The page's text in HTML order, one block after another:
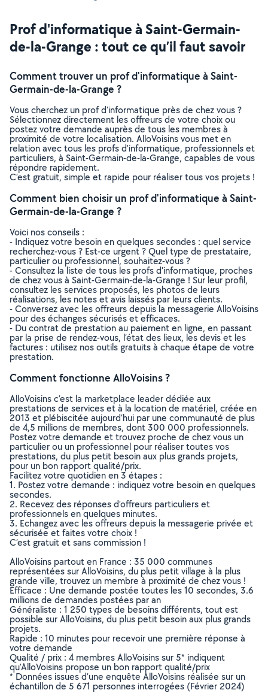
Prof d'informatique à Saint-Germain-
de-la-Grange : tout ce qu’il faut savoir
Comment trouver un prof d'informatique à Saint-
Germain-de-la-Grange ?
Vous cherchez un prof d'informatique près de chez vous ?
Sélectionnez directement les offreurs de votre choix ou
postez votre demande auprès de tous les membres à
proximité de votre localisation. AlloVoisins vous met en
relation avec tous les profs d'informatique, professionnels et
particuliers, à Saint-Germain-de-la-Grange, capables de vous
répondre rapidement.
C’est gratuit, simple et rapide pour réaliser tous vos projets !
Comment bien choisir un prof d'informatique à Saint-
Germain-de-la-Grange ?
Voici nos conseils :
- Indiquez votre besoin en quelques secondes : quel service
recherchez-vous ? Est-ce urgent ? Quel type de prestataire,
particulier ou professionnel, souhaitez-vous ?
- Consultez la liste de tous les profs d'informatique, proches
de chez vous à Saint-Germain-de-la-Grange ! Sur leur profil,
consultez les services proposés, les photos de leurs
réalisations, les notes et avis laissés par leurs clients.
- Conversez avec les offreurs depuis la messagerie AlloVoisins
pour des échanges sécurisés et efficaces.
- Du contrat de prestation au paiement en ligne, en passant
par la prise de rendez-vous, l’état des lieux, les devis et les
factures : utilisez nos outils gratuits à chaque étape de votre
prestation.
Comment fonctionne AlloVoisins ?
AlloVoisins c’est la marketplace leader dédiée aux
prestations de services et à la location de matériel, créée en
2013 et plébiscitée aujourd’hui par une communauté de plus
de 4,5 millions de membres, dont 300 000 professionnels.
Postez votre demande et trouvez proche de chez vous un
particulier ou un professionnel pour réaliser toutes vos
prestations, du plus petit besoin aux plus grands projets,
pour un bon rapport qualité/prix.
Facilitez votre quotidien en 3 étapes :
1. Postez votre demande : indiquez votre besoin en quelques
secondes.
2. Recevez des réponses d’offreurs particuliers et
professionnels en quelques minutes.
3. Echangez avec les offreurs depuis la messagerie privée et
sécurisée et faites votre choix !
C’est gratuit et sans commission !
AlloVoisins partout en France : 35 000 communes
représentées sur AlloVoisins, du plus petit village à la plus
grande ville, trouvez un membre à proximité de chez vous !
Efficace : Une demande postée toutes les 10 secondes, 3.6
millions de demandes postées par an
Généraliste : 1 250 types de besoins différents, tout est
possible sur AlloVoisins, du plus petit besoin aux plus grands
projets.
Rapide : 10 minutes pour recevoir une première réponse à
votre demande
Qualité / prix : 4 membres AlloVoisins sur 5* indiquent
qu’AlloVoisins propose un bon rapport qualité/prix
* Données issues d’une enquête AlloVoisins réalisée sur un
échantillon de 5 671 personnes interrogées (Février 2024)